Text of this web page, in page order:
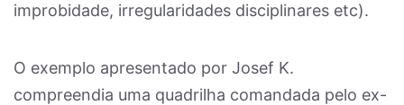
improbidade, irregularidades disciplinares etc).
O exemplo apresentado por Josef K.
compreendia uma quadrilha comandada pelo ex-